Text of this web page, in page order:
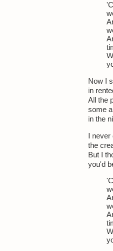
Now I
in
All the
some
in the
I never
the
But I
you'd